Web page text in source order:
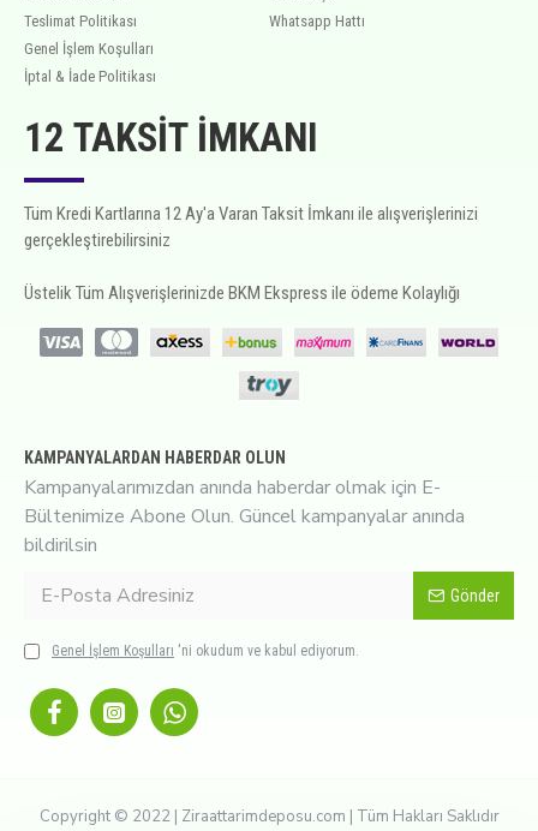
Teslimat Politikası
Genel İşlem Koşulları
İptal & İade Politikası
Whatsapp Hattı
12 TAKSIT İMKANI
Tüm Kredi Kartlarına 12 Ay'a Varan Taksit İmkanı ile alışverişlerinizi
gerçekleştirebilirsiniz
Üstelik Tüm Alışverişlerinizde BKM Ekspress ile ödeme Kolaylığı
KAMPANYALARDAN HABERDAR OLUN
Kampanyalarımızdan anında haberdar olmak için E-
Bültenimize Abone Olun. Güncel kampanyalar anında
bildirilsin
Gönder
Genel İşlem Koşulları 'ni okudum ve kabul ediyorum.
Copyright © 2022 | Ziraattarimdeposu.com | Tüm Hakları Saklıdır